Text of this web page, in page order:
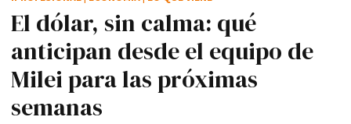
El dólar, sin calma: qué
anticipan desde el equipo de
Milei para las próximas
semanas